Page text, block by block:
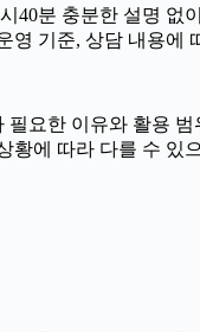
40분 충분한 설명
영 기준, 상담 내용에
요한 이유와 활용
에 따라 다를 수 있